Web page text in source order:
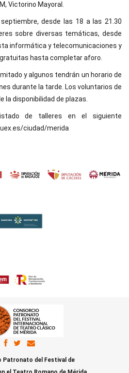
Victorino Mayoral.
desde las 18 a las 21.30
sobre diversas temáticas, desde
informática y telecomunicaciones y
hasta completar aforo.
y algunos tendrán un horario de
durante la tarde. Los voluntarios de
la disponibilidad de plazas.
de talleres en el siguiente
ciudad/merida
del Festival de